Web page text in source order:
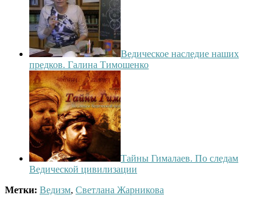
Ведическое наследие наших
предков. Галина Тимошенко
Тайны Гималаев. По следам
Ведической цивилизации
Метки: Ведизм, Светлана Жарникова